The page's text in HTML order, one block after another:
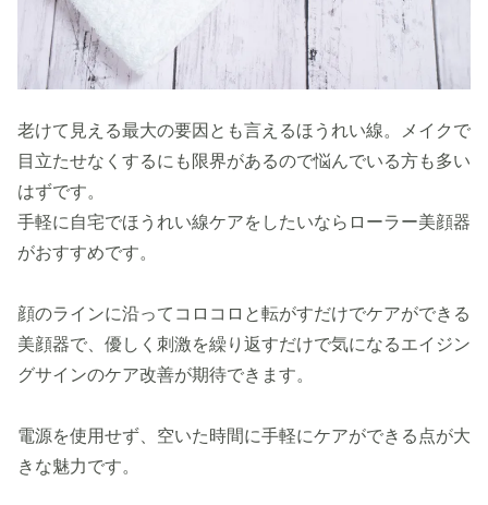
老けて見える最大の要因とも言えるほうれい線。メイクで
目立たせなくするにも限界があるので悩んでいる方も多い
はずです。
手軽に自宅でほうれい線ケアをしたいならローラー美顔器
がおすすめです。
顔のラインに沿ってコロコロと転がすだけでケアができる
美顔器で、優しく刺激を繰り返すだけで気になるエイジン
グサインのケア改善が期待できます。
電源を使用せず、空いた時間に手軽にケアができる点が大
きな魅力です。